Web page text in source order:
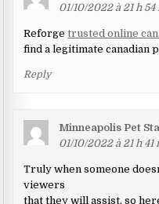
01/10/2022 à 21 h
Reforgetrusted online
find a legitimate canadian
Reply
Minneapolis Pet
01/10/2022 à 21 h 41
Truly when someone
viewers
that they will assist, so